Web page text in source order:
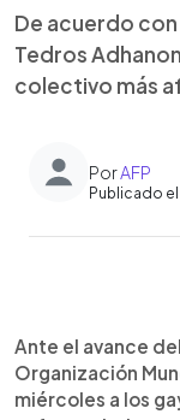
De acuerdo
Tedros
colectivo más
PorAFP
Publicado
►
Ante el avance
Organización
miércoles a los